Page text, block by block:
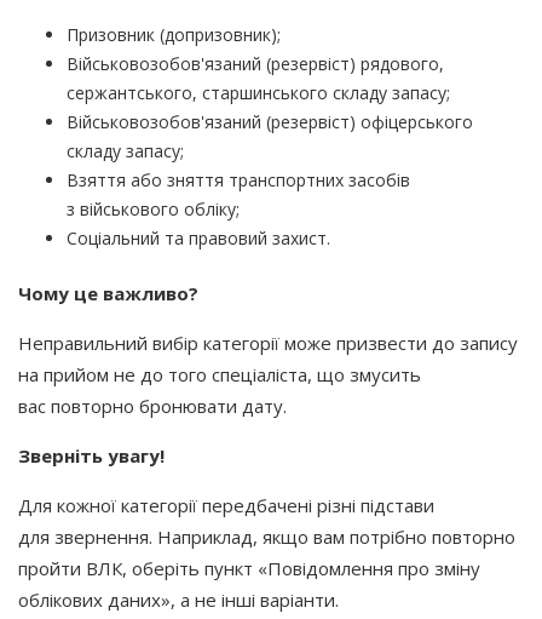
Призовник (допризовник);
Військовозобов'язаний (резервіст) рядового,
сержантського, старшинського складу запасу;
Військовозобов'язаний (резервіст) офіцерського
складу запасу;
Взяття або зняття транспортних засобів
з військового обліку;
Соціальний та правовий захист.
Чому це важливо?
Неправильний вибір категорії може призвести до запису
на прийом не до того спеціаліста, що змусить
вас повторно бронювати дату.
Зверніть увагу!
Для кожної категорії передбачені різні підстави
для звернення. Наприклад, якщо вам потрібно повторно
пройти ВЛК, оберіть пункт «Повідомлення про зміну
облікових даних», а не інші варіанти.